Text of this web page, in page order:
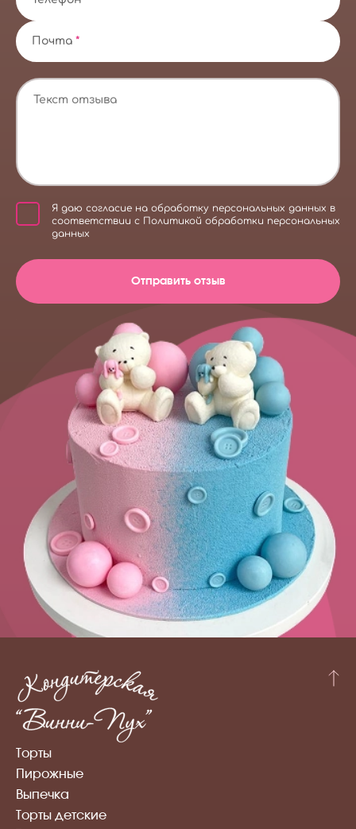
Почта *
Я даю согласие на обработку персональных данных в
соответствии с Политикой обработки персональных
данных
Торты
Пирожные
Выпечка
Торты детские